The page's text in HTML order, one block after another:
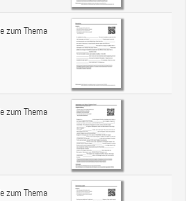
zum Thema
zum Thema
zum Thema